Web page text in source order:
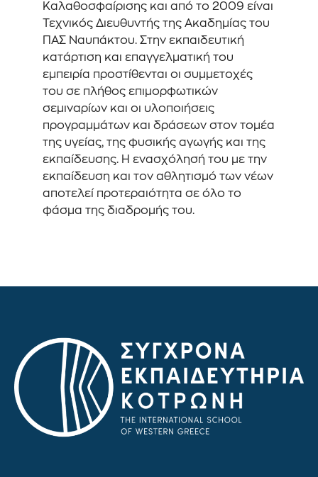
Καλαθοσφαίρισης και από το 2009 είναι
Τεχνικός Διευθυντής της Ακαδημίας του
ΠΑΣ Ναυπάκτου. Στην εκπαιδευτική
κατάρτιση και επαγγελματική του
εμπειρία προστίθενται οι συμμετοχές
του σε πλήθος επιμορφωτικών
σεμιναρίων και οι υλοποιήσεις
προγραμμάτων και δράσεων στον τομέα
της υγείας, της φυσικής αγωγής και της
εκπαίδευσης. Η ενασχόλησή του με την
εκπαίδευση και τον αθλητισμό των νέων
αποτελεί προτεραιότητα σε όλο το
φάσμα της διαδρομής του.